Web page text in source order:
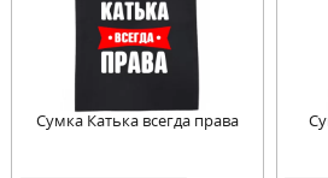
Сумка Катька всегда права